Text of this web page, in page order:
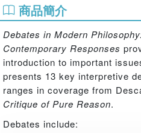
商品簡介
Debates in Modern
Contemporary Responses
introduction to important
presents 13 key interpretive
ranges in coverage from
Critique of Pure Reason.
Debates include: